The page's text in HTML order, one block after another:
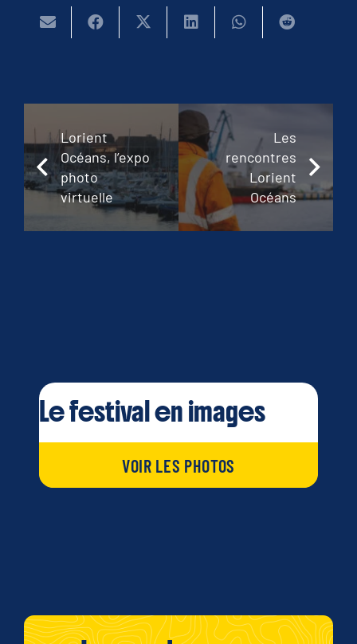
Lorient
Océans, l’expo
photo
virtuelle
Les
rencontres
Lorient
Océans
Le festival en images
VOIR LES PHOTOS